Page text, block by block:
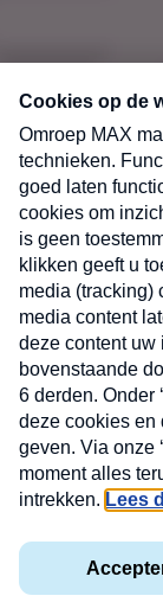
CONTACT
MAX
Neem hier
donderdag in
e-
privacyverklaring